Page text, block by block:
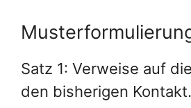
Satz 1: Verweise auf
den bisherigen Kontakt.